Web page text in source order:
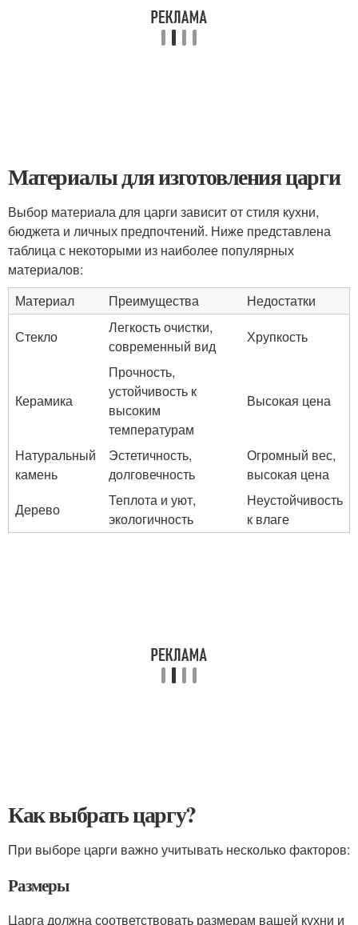
Материалы для изготовления царги
Выбор материала для царги зависит от стиля кухни,
бюджета и личных предпочтений. Ниже представлена
таблица с некоторыми из наиболее популярных
материалов:
Материал
Преимущества
Недостатки
Стекло
Легкость очистки,
современный вид
Хрупкость
Керамика
Прочность,
устойчивость к
высоким
температурам
Высокая цена
Натуральный
камень
Эстетичность,
долговечность
Огромный вес,
высокая цена
Дерево
Теплота и уют,
экологичность
Неустойчивость
к влаге
Как выбрать царгу?
При выборе царги важно учитывать несколько факторов:
Размеры
Царга должна соответствовать размерам вашей кухни и